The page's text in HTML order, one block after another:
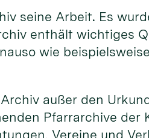
seine Arbeit. Es
enthält wichtiges
wie
außer den
Pfarrarchive der
Vereine und